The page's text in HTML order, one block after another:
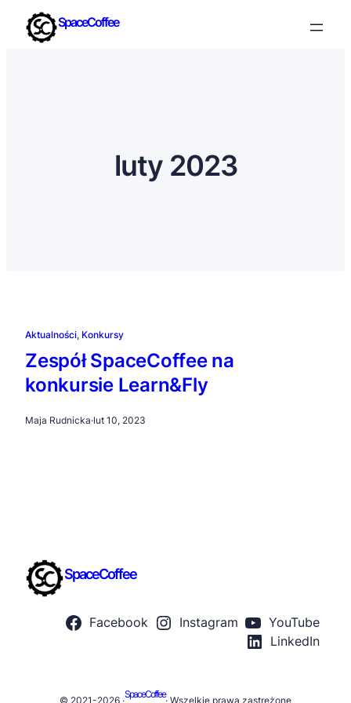
SpaceCoffee
luty 2023
Aktualności, Konkursy
Zespół SpaceCoffee na
konkursie Learn&Fly
Maja Rudnicka·lut 10, 2023
SpaceCoffee
Facebook Instagram
YouTube
LinkedIn
© 2021-2026 ·
SpaceCoffee
· Wszelkie prawa zastreżone